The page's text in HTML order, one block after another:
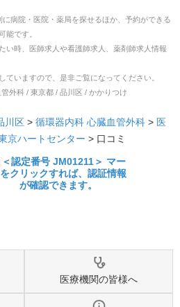
病院・医院・薬局を探せるほか、予約ができる
能です。
い時、医師求人や看護師求人、薬剤師求人情報
ていますので、是非ご覧になってください。
外科 / 東京都 / 品川区 / かかりつけ
川区 > 循環器内科 心臓血管外科 > 医
京ハートセンター > 口コミ
医療機関の皆様へ